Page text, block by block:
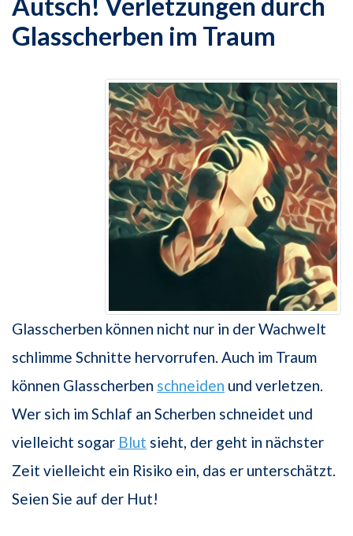
Glasscherben im Traum
Glasscherben können nicht nur in der Wachwelt
schlimme Schnitte hervorrufen. Auch im Traum
können Glasscherben schneiden und verletzen.
Wer sich im Schlaf an Scherben schneidet und
vielleicht sogar Blut sieht, der geht in nächster
Zeit vielleicht ein Risiko ein, das er unterschätzt.
Seien Sie auf der Hut!